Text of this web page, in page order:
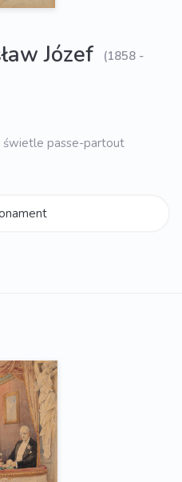
Józef
(1858 -
świetle passe-partout